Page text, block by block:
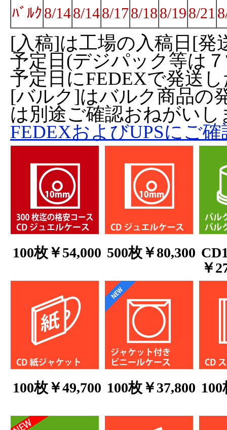
ﾊﾞﾙｸ 8/148/148/178/188/198/21
[入稿]は工場の入稿日[発
予定日(デジパック等は
予定日にFEDEXで発送
[バルク]はバルク商品の
は別途ご確認おねがいし
FEDEXおよびUPSにご
100枚￥54,000 500枚￥80,300
￥
100枚￥49,700 100枚￥37,800